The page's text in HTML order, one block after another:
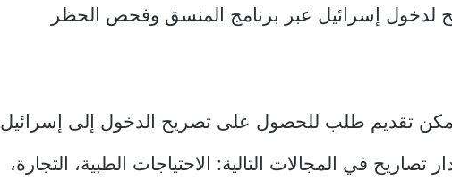
لدخول إسرائيل عبر برنامج المنسق وفحص الحظر
تقديم طلب للحصول على تصريح الدخول إلى إسرائيل
تصاريح في المجالات التالية: الاحتياجات الطبية، التجارة،